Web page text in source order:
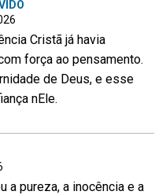
Cristã já havia
força ao pensamento.
de Deus, e esse
nEle.
a pureza, a inocência e a